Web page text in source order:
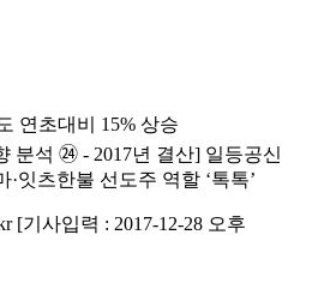
연초대비 15% 상승
분석 ㉔ - 2017년 결산] 일등공신
잇츠한불 선도주 역할 ‘톡톡’
[기사입력 : 2017-12-28 오후